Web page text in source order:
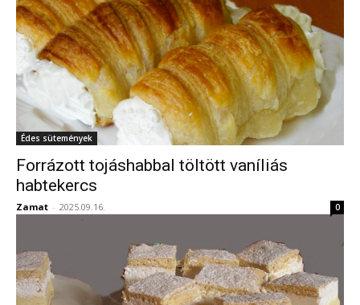
Édes sütemények
Forrázott tojáshabbal töltött vaníliás
habtekercs
Zamat - 2025.09.16. 0